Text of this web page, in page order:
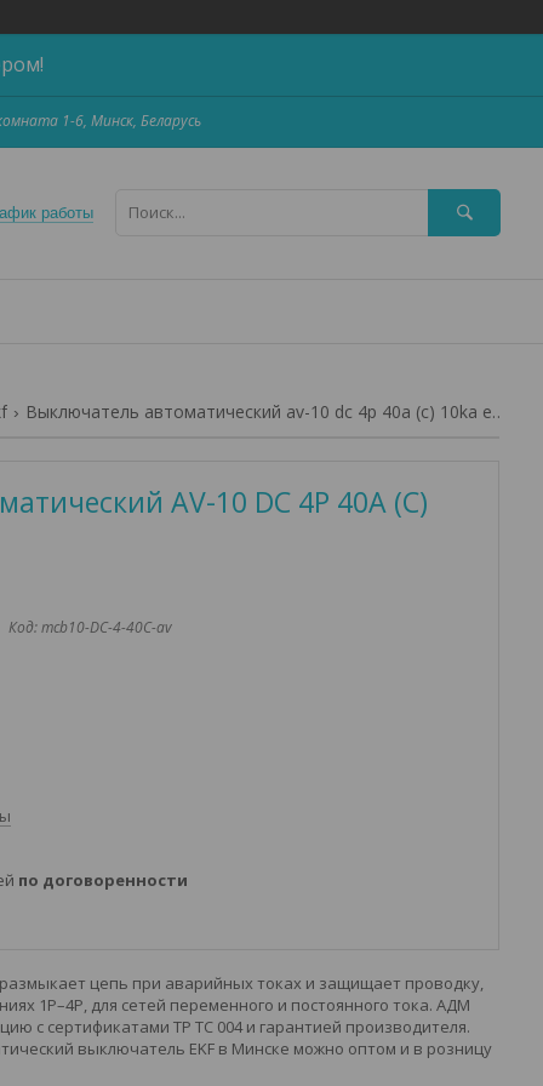
1-6, Минск, Беларусь
работы
Выключатель автоматический av-10 dc 4p 40a (c) 10ka ekf averes
AV-10 DC 4P 40A (C)
Код:mcb10-DC-4-40C-av
по договоренности
цепь при аварийных токах и защищает проводку,
1P–4P, для сетей переменного и постоянного тока. АДМ
с сертификатами ТР ТС 004 и гарантией производителя.
выключатель EKF в Минске можно оптом и в розницу